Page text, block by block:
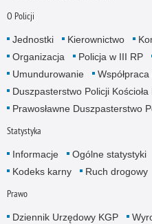
O Policji
Jednostki Kierownictwo
Organizacja
Policja w III RP
Umundurowanie
Duszpasterstwo Policji
Prawosławne Duszpasterstwo
Statystyka
Informacje Ogólne statystyki
Kodeks karny
Ruch drogowy
Prawo
Dziennik Urzędowy KGP